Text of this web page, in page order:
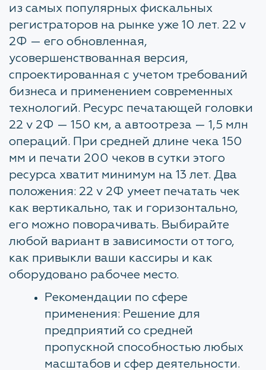
из самых популярных фискальных
регистраторов на рынке уже 10 лет. 22 v
2Ф — его обновленная,
усовершенствованная версия,
спроектированная с учетом требований
бизнеса и применением современных
технологий. Ресурс печатающей головки
22 v 2Ф — 150 км, а автоотреза — 1,5 млн
операций. При средней длине чека 150
мм и печати 200 чеков в сутки этого
ресурса хватит минимум на 13 лет. Два
положения: 22 v 2Ф умеет печатать чек
как вертикально, так и горизонтально,
его можно поворачивать. Выбирайте
любой вариант в зависимости от того,
как привыкли ваши кассиры и как
оборудовано рабочее место.
Рекомендации по сфере
применения: Решение для
предприятий со средней
пропускной способностью любых
масштабов и сфер деятельности.